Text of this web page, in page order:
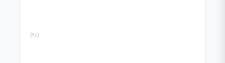
(f.c)